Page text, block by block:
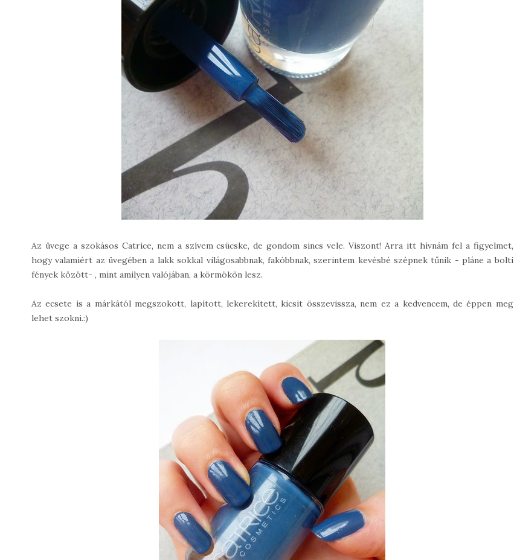
Az üvege a szokásos Catrice, nem a szívem csücske, de gondom sincs vele. Viszont! Arra itt hívnám fel a figyelmet,
hogy valamiért az üvegében a lakk sokkal világosabbnak, fakóbbnak, szerintem kevésbé szépnek tűnik - pláne a bolti
fények között- , mint amilyen valójában, a körmökön lesz.
Az ecsete is a márkától megszokott, lapított, lekerekített, kicsit összevissza, nem ez a kedvencem, de éppen meg
lehet szokni.:)